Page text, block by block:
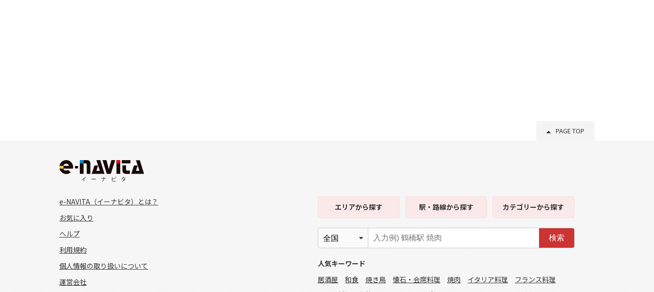
PAGE TOP
e-NAVITA（イーナビタ）とは？
お気に入り
ヘルプ
利用規約
個人情報の取り扱いについて
運営会社
エリアから探す 駅・路線から探す カテゴリーから探す
検索
人気キーワード
居酒屋
和食 焼き鳥 懐石・会席料理 焼肉 イタリア料理
フランス料理